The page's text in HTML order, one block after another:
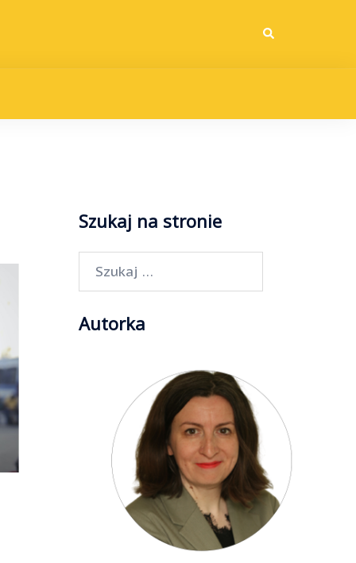
Wyszukiwanie
Szukaj na stronie
Autorka